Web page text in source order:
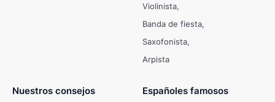
Violinista
Banda de fiesta
Saxofonista
Arpista
Nuestros consejos Españoles famosos